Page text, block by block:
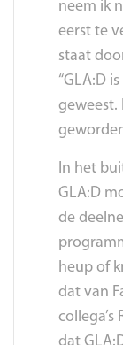
neem ik
eerst te
staat
“GLA:D
geweest.
In het
GLA:D
de
heup of
dat van